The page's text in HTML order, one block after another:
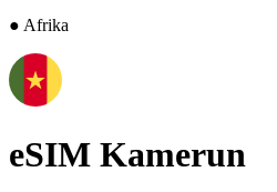
● Afrika
eSIM Kamerun